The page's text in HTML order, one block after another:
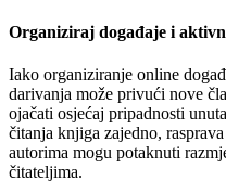
Organiziraj događaje i
Iako organiziranje online
darivanja može privući nove
ojačati osjećaj pripadnosti
čitanja knjiga zajedno,
autorima mogu potaknuti
čitateljima.